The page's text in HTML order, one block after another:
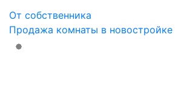
От собственника
Продажа комнаты в новостройке